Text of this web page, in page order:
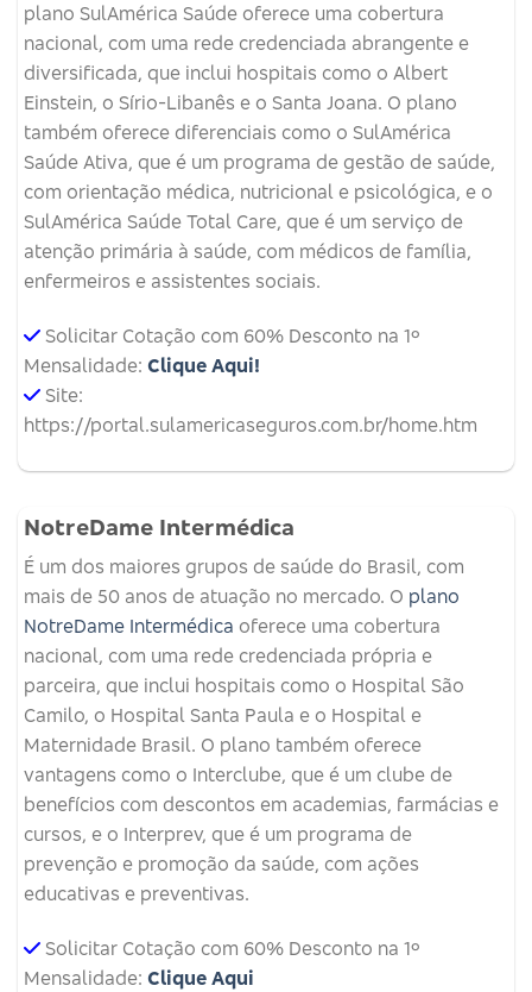
plano SulAmérica Saúde oferece uma cobertura
nacional, com uma rede credenciada abrangente e
diversificada, que inclui hospitais como o Albert
Einstein, o Sírio-Libanês e o Santa Joana. O plano
também oferece diferenciais como o SulAmérica
Saúde Ativa, que é um programa de gestão de saúde,
com orientação médica, nutricional e psicológica, e o
SulAmérica Saúde Total Care, que é um serviço de
atenção primária à saúde, com médicos de família,
enfermeiros e assistentes sociais.
Solicitar Cotação com 60% Desconto na 1º
Mensalidade: Clique Aqui!
Site:
https://portal.sulamericaseguros.com.br/home.htm
NotreDame Intermédica
É um dos maiores grupos de saúde do Brasil, com
mais de 50 anos de atuação no mercado. O plano
NotreDame Intermédica oferece uma cobertura
nacional, com uma rede credenciada própria e
parceira, que inclui hospitais como o Hospital São
Camilo, o Hospital Santa Paula e o Hospital e
Maternidade Brasil. O plano também oferece
vantagens como o Interclube, que é um clube de
benefícios com descontos em academias, farmácias e
cursos, e o Interprev, que é um programa de
prevenção e promoção da saúde, com ações
educativas e preventivas.
Solicitar Cotação com 60% Desconto na 1º
Mensalidade: Clique Aqui